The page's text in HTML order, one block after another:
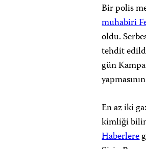
Bir polis
muhabiri
oldu.
tehdit
gün
En az iki
kimliği
Haberlere